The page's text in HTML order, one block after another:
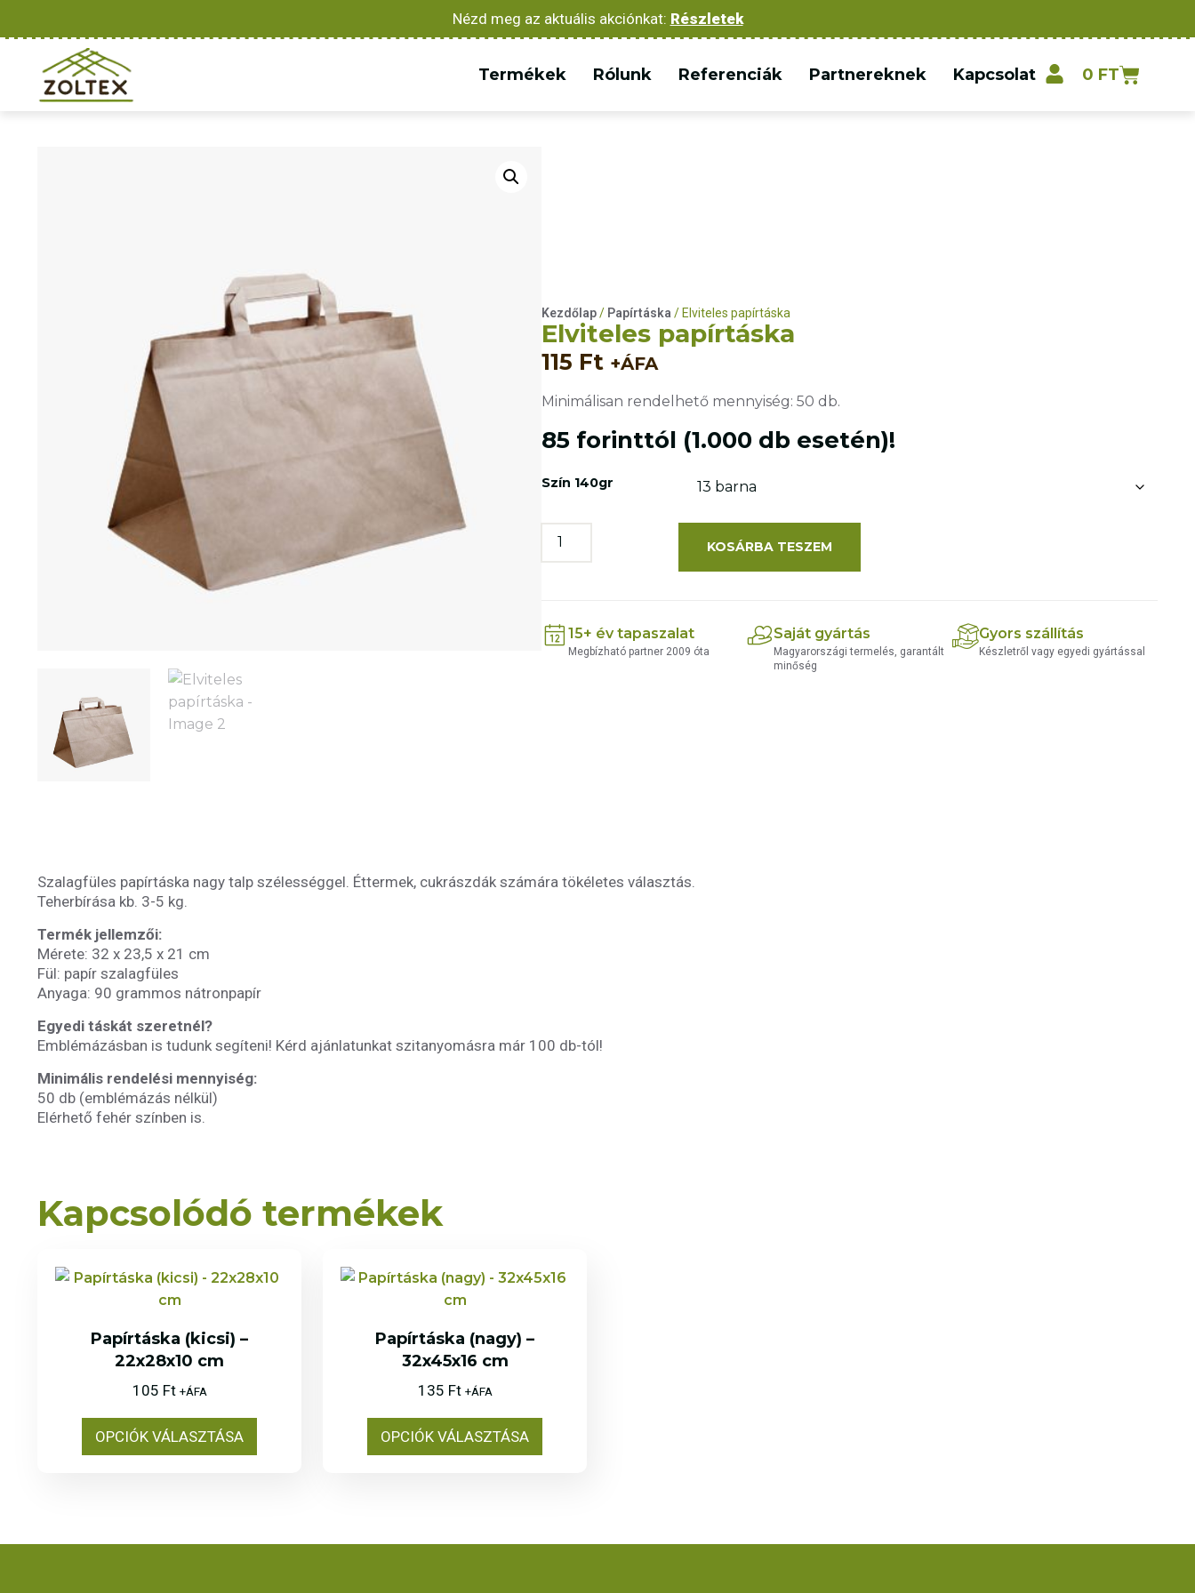
Nézd meg az aktuális akciónkat: Részletek
Termékek Rólunk Referenciák Partnereknek Kapcsolat 0 FT
Kezdőlap/ Papírtáska / Elviteles papírtáska
Elviteles papírtáska
115 Ft +ÁFA
Minimálisan rendelhető mennyiség: 50 db.
85 forinttól (1.000 db esetén)!
Szín 140gr
KOSÁRBA TESZEM
15+ év tapaszalat
Megbízható partner 2009 óta
Saját gyártás
Magyarországi termelés, garantált
minőség
Gyors szállítás
Készletről vagy egyedi gyártással
Szalagfüles papírtáska nagy talp szélességgel. Éttermek, cukrászdák számára tökéletes választás.
Teherbírása kb. 3-5 kg.
Termék jellemzői:
Mérete: 32 x 23,5 x 21 cm
Fül: papír szalagfüles
Anyaga: 90 grammos nátronpapír
Egyedi táskát szeretnél?
Emblémázásban is tudunk segíteni! Kérd ajánlatunkat szitanyomásra már 100 db-tól!
Minimális rendelési mennyiség:
50 db (emblémázás nélkül)
Elérhető fehér színben is.
Kapcsolódó termékek
Papírtáska (kicsi) –
22x28x10 cm
105 Ft +ÁFA
OPCIÓK VÁLASZTÁSA
Papírtáska (nagy) –
32x45x16 cm
135 Ft +ÁFA
OPCIÓK VÁLASZTÁSA